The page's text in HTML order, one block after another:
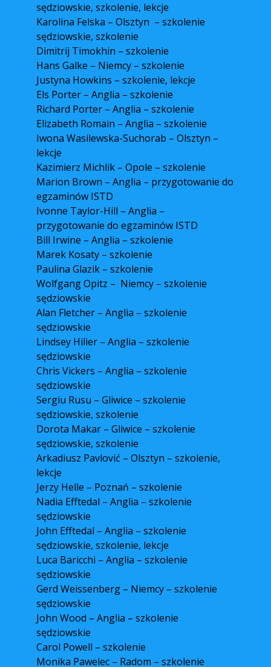
sędziowskie, szkolenie, lekcje
Karolina Felska – Olsztyn – szkolenie
sędziowskie, szkolenie
Dimitrij Timokhin – szkolenie
Hans Galke – Niemcy – szkolenie
Justyna Howkins – szkolenie, lekcje
Els Porter – Anglia – szkolenie
Richard Porter – Anglia – szkolenie
Elizabeth Romain – Anglia – szkolenie
Iwona Wasilewska-Suchorab – Olsztyn –
lekcje
Kazimierz Michlik – Opole – szkolenie
Marion Brown – Anglia – przygotowanie do
egzaminów ISTD
Ivonne Taylor-Hill – Anglia –
przygotowanie do egzaminów ISTD
Bill Irwine – Anglia – szkolenie
Marek Kosaty – szkolenie
Paulina Glazik – szkolenie
Wolfgang Opitz – Niemcy – szkolenie
sędziowskie
Alan Fletcher – Anglia – szkolenie
sędziowskie
Lindsey Hilier – Anglia – szkolenie
sędziowskie
Chris Vickers – Anglia – szkolenie
sędziowskie
Sergiu Rusu – Gliwice – szkolenie
sędziowskie, szkolenie
Dorota Makar – Gliwice – szkolenie
sędziowskie, szkolenie
Arkadiusz Pavlović – Olsztyn – szkolenie,
lekcje
Jerzy Helle – Poznań – szkolenie
Nadia Efftedal – Anglia – szkolenie
sędziowskie
John Efftedal – Anglia – szkolenie
sędziowskie, szkolenie, lekcje
Luca Baricchi – Anglia – szkolenie
sędziowskie
Gerd Weissenberg – Niemcy – szkolenie
sędziowskie
John Wood – Anglia – szkolenie
sędziowskie
Carol Powell – szkolenie
Monika Pawelec – Radom – szkolenie